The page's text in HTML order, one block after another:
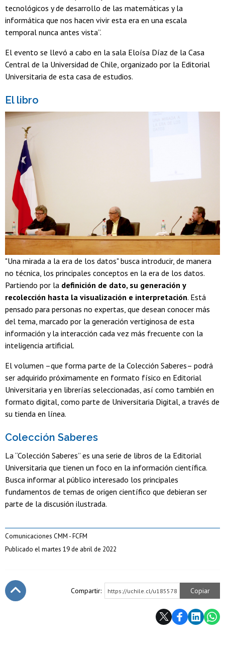
tecnológicos y de desarrollo de las matemáticas y la
informática que nos hacen vivir esta era en una escala
temporal nunca antes vista”.
El evento se llevó a cabo en la sala Eloísa Díaz de la Casa
Central de la Universidad de Chile, organizado por la Editorial
Universitaria de esta casa de estudios.
El libro
"Una mirada a la era de los datos" busca introducir, de manera
no técnica, los principales conceptos en la era de los datos.
Partiendo por la definición de dato, su generación y
recolección hasta la visualización e interpretación. Está
pensado para personas no expertas, que desean conocer más
del tema, marcado por la generación vertiginosa de esta
información y la interacción cada vez más frecuente con la
inteligencia artificial.
El volumen –que forma parte de la Colección Saberes– podrá
ser adquirido próximamente en formato físico en Editorial
Universitaria y en librerías seleccionadas, así como también en
formato digital, como parte de Universitaria Digital, a través de
su tienda en línea.
Colección Saberes
La “Colección Saberes” es una serie de libros de la Editorial
Universitaria que tienen un foco en la información científica.
Busca informar al público interesado los principales
fundamentos de temas de origen científico que debieran ser
parte de la discusión ilustrada.
Comunicaciones CMM - FCFM
Publicado el martes 19 de abril de 2022
Compartir: https://uchile.cl/u185578 Copiar